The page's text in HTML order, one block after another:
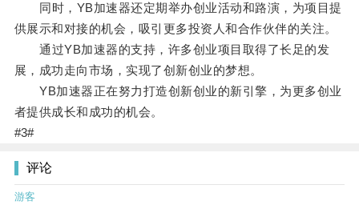
同时，YB加速器还定期举办创业活动和路演，为项目提
供展示和对接的机会，吸引更多投资人和合作伙伴的关注。
通过YB加速器的支持，许多创业项目取得了长足的发
展，成功走向市场，实现了创新创业的梦想。
YB加速器正在努力打造创新创业的新引擎，为更多创业
者提供成长和成功的机会。
#3#
评论
游客